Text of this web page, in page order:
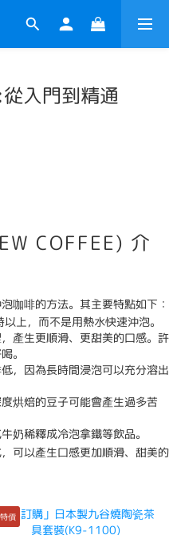
入門到精通
COFFEE) 介
咖啡的方法。其主要特點如下：
上，而不是用熱水快速沖泡。
產生更順滑、更甜美的口感。許
。
，因為長時間浸泡可以充分溶出
烘焙的豆子可能會產生過多苦
奶稀釋成冷泡拿鐵等飲品。
可以產生口感更加順滑、甜美的
特價